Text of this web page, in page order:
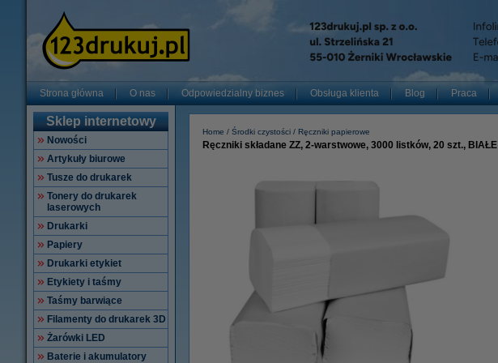
Strona główna O nas Odpowiedzialny biznes Obsługa klienta Blog Praca
Sklep internetowy
Nowości
Artykuły biurowe
Tusze do drukarek
Tonery do drukarek
laserowych
Drukarki
Papiery
Drukarki etykiet
Etykiety i taśmy
Taśmy barwiące
Filamenty do drukarek 3D
Żarówki LED
Baterie i akumulatory
Home Środki czystości Ręczniki papierowe
Ręczniki składane ZZ, 2-warstwowe, 3000 listków, 20 szt., BIAŁE